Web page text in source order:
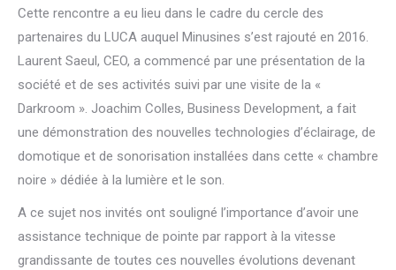
Cette rencontre a eu lieu dans le cadre du cercle des
partenaires du LUCA auquel Minusines s’est rajouté en 2016.
Laurent Saeul, CEO, a commencé par une présentation de la
société et de ses activités suivi par une visite de la «
Darkroom ». Joachim Colles, Business Development, a fait
une démonstration des nouvelles technologies d’éclairage, de
domotique et de sonorisation installées dans cette « chambre
noire » dédiée à la lumière et le son.
A ce sujet nos invités ont souligné l’importance d’avoir une
assistance technique de pointe par rapport à la vitesse
grandissante de toutes ces nouvelles évolutions devenant